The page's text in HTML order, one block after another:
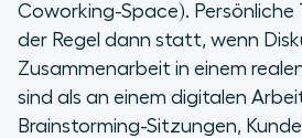
Coworking-Space).
der Regel dann statt, wenn
Zusammenarbeit in einem
sind als an einem digitalen
Brainstorming-Sitzungen,